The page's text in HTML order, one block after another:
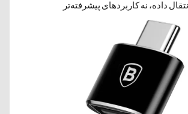
داده، نه کاربردهای پیشرفته‌تر